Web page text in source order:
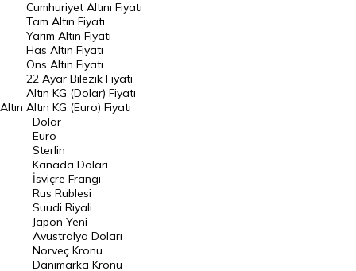
Endeksler
DÖVİZ
Döviz Kuru
Dolar Kuru
Euro Kuru
Pound Kuru
Frank Kuru
Riyal Kuru
Avustralya Doları
Danimarka Kronu Kuru
Altın
Cumhuriyet Altını Fiyatı
Tam Altın Fiyatı
Yarım Altın Fiyatı
Has Altın Fiyatı
Ons Altın Fiyatı
22 Ayar Bilezik Fiyatı
Altın KG (Dolar) Fiyatı
Altın KG (Euro) Fiyatı
Dolar
Euro
Sterlin
Kanada Doları
İsviçre Frangı
Rus Rublesi
Suudi Riyali
Japon Yeni
Avustralya Doları
Norveç Kronu
Danimarka Kronu